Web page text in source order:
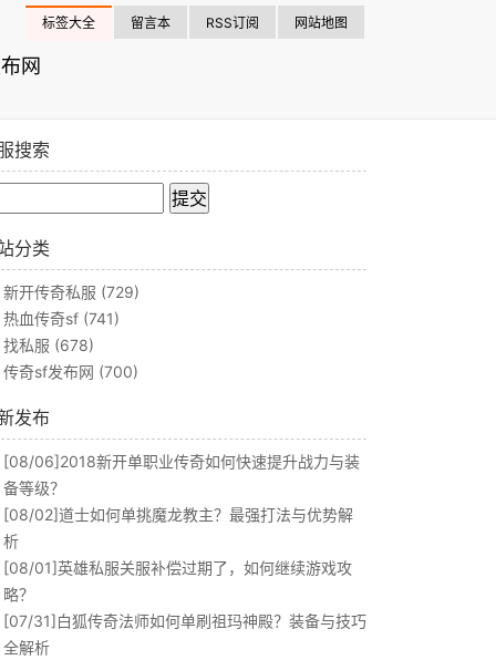
网
标签大全 留言本 RSS订阅 网站地图
搜索
分类
新开传奇私服 (729)
热血传奇sf (741)
找私服 (678)
传奇sf发布网 (700)
发布
[08/06]2018新开单职业传奇如何快速提升战力与装
备等级？
[08/02]道士如何单挑魔龙教主？最强打法与优势解
析
[08/01]英雄私服关服补偿过期了，如何继续游戏攻
略？
[07/31]白狐传奇法师如何单刷祖玛神殿？装备与技巧
全解析